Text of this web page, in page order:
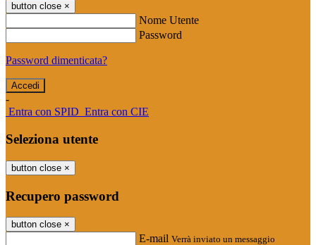
button close ×
Nome Utente
Password
Password dimenticata?
-
Entra con SPID Entra con CIE
Seleziona utente
button close ×
Recupero password
button close ×
E-mail Verrà inviato un messaggio